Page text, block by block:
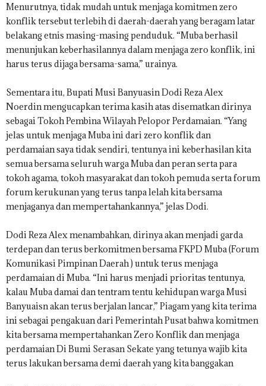
Menurutnya, tidak mudah untuk menjaga komitmen zero
konflik tersebut terlebih di daerah-daerah yang beragam latar
belakang etnis masing-masing penduduk. “Muba berhasil
menunjukan keberhasilannya dalam menjaga zero konflik, ini
harus terus dijaga bersama-sama,” urainya.
Sementara itu, Bupati Musi Banyuasin Dodi Reza Alex
Noerdin mengucapkan terima kasih atas disematkan dirinya
sebagai Tokoh Pembina Wilayah Pelopor Perdamaian. “Yang
jelas untuk menjaga Muba ini dari zero konflik dan
perdamaian saya tidak sendiri, tentunya ini keberhasilan kita
semua bersama seluruh warga Muba dan peran serta para
tokoh agama, tokoh masyarakat dan tokoh pemuda serta forum
forum kerukunan yang terus tanpa lelah kita bersama
menjaganya dan mempertahankannya,” jelas Dodi.
Dodi Reza Alex menambahkan, dirinya akan menjadi garda
terdepan dan terus berkomitmen bersama FKPD Muba (Forum
Komunikasi Pimpinan Daerah ) untuk terus menjaga
perdamaian di Muba. “Ini harus menjadi prioritas tentunya,
kalau Muba damai dan tentram tentu kehidupan warga Musi
Banyuaisn akan terus berjalan lancar,” Piagam yang kita terima
ini sebagai pengakuan dari Pemerintah Pusat bahwa komitmen
kita bersama mempertahankan Zero Konflik dan menjaga
perdamaian Di Bumi Serasan Sekate yang tetunya wajib kita
terus lakukan bersama demi daerah yang kita banggakan